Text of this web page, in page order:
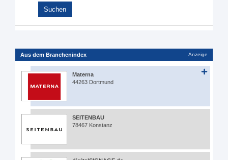
Aus dem Branchenindex Anzeige
Materna
44263 Dortmund
SEITENBAU
78467 Konstanz